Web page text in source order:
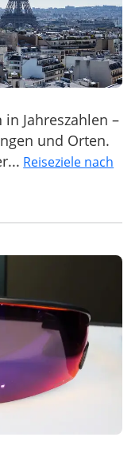
Jahreszahlen –
und Orten.
Reiseziele nach